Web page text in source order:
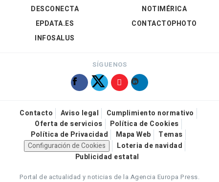
DESCONECTA
EPDATA.ES
INFOSALUS
NOTIMÉRICA
CONTACTOPHOTO
SÍGUENOS
Contacto Aviso legal
Cumplimiento normativo
Oferta de servicios
Política de Cookies
Política de Privacidad
Mapa Web
Temas
Configuración de Cookies
Loteria de navidad
Publicidad estatal
Portal de actualidad y noticias de la Agencia Europa Press.